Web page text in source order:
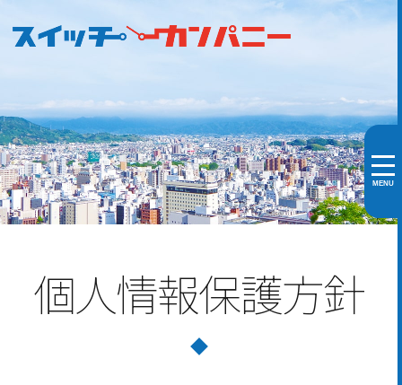
MENU
個人情報保護方針